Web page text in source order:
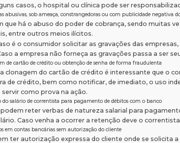
casos, o hospital ou clínica pode ser
abusivas, sob ameaça, constrangedoras ou com publicidade negativa
que há o abuso do poder de cobrança, sendo muitas
entre outros meios ilícitos.
é o consumidor solicitar as gravações das
a empresa não forneça as gravações passa a ser
de cartão de crédito ou obtenção de senha de forma fraudulenta
clonagem do cartão de crédito é interessante que o
de crédito, bem como notificar, de imediato, o uso
como prova na ação.
do salário de correntista para pagamento de débitos com o banco
reter verbas de natureza salarial para
Caso venha a ocorrer a retenção deve o
em contas bancárias sem autorização do cliente
ter autorização expressa do cliente onde se solicita